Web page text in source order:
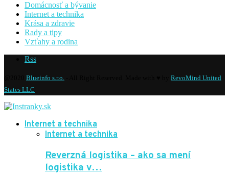
Domácnosť a bývanie
Internet a technika
Krása a zdravie
Rady a tipy
Vzťahy a rodina
Rss
Blueinfo s.r.o.
RevoMind United
States LLC
Internet a technika
Internet a technika
Reverzná logistika – ako sa mení
logistika v…